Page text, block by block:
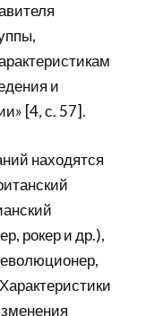
и
[4, с. 57].
находятся
рокер и др.),